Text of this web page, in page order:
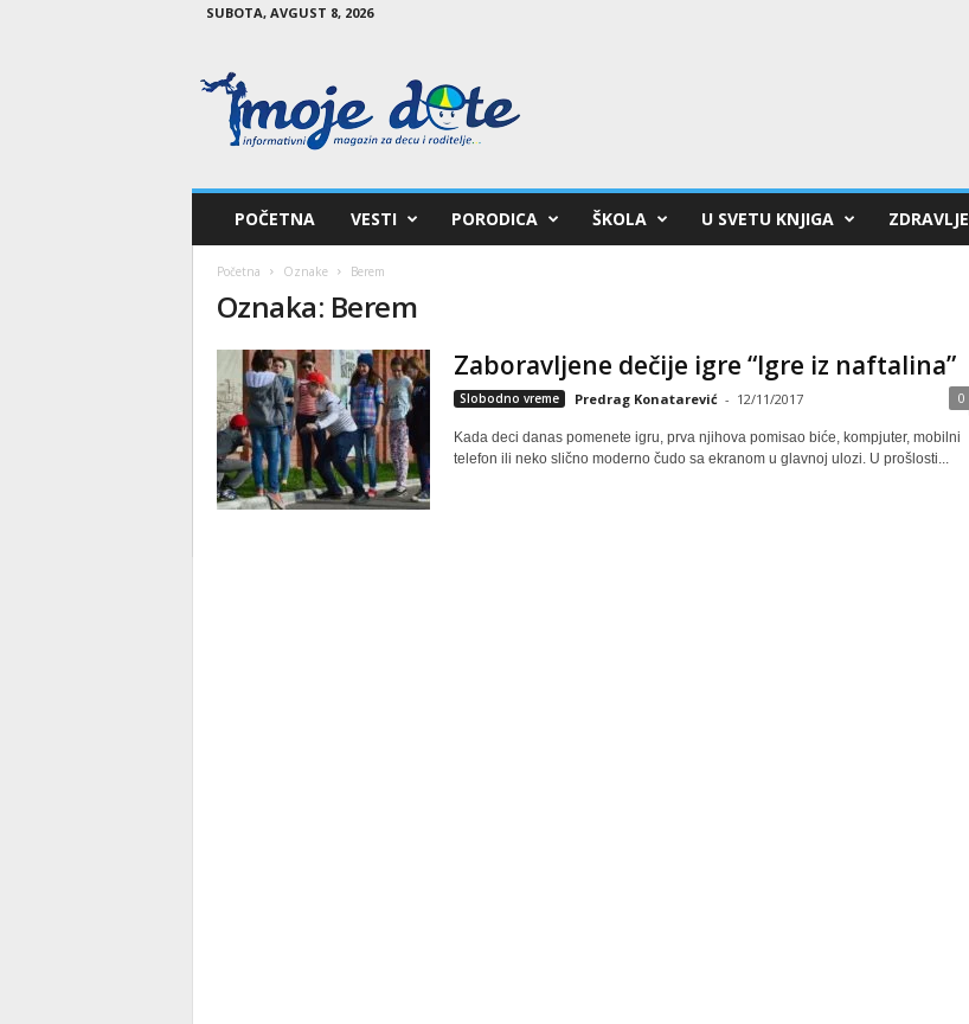
SUBOTA, AVGUST 8, 2026
o
POČETNA VESTI PORODICA ŠKOLA U SVETU KNJIGA ZDRAVLJE
Početna Oznake Berem
Oznaka: Berem
Zaboravljene dečije igre “Igre iz naftalina”
Slobodno vreme Predrag Konatarević - 12/11/2017 0
Kada deci danas pomenete igru, prva njihova pomisao biće, kompjuter, mobilni
telefon ili neko slično moderno čudo sa ekranom u glavnoj ulozi. U prošlosti...